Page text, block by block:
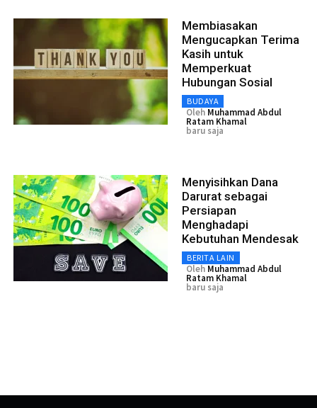
Membiasakan
Mengucapkan Terima
Kasih untuk
Memperkuat
Hubungan Sosial
BUDAYA
Oleh Muhammad Abdul
Ratam Khamal
baru saja
Menyisihkan Dana
Darurat sebagai
Persiapan
Menghadapi
Kebutuhan Mendesak
BERITA LAIN
Oleh Muhammad Abdul
Ratam Khamal
baru saja